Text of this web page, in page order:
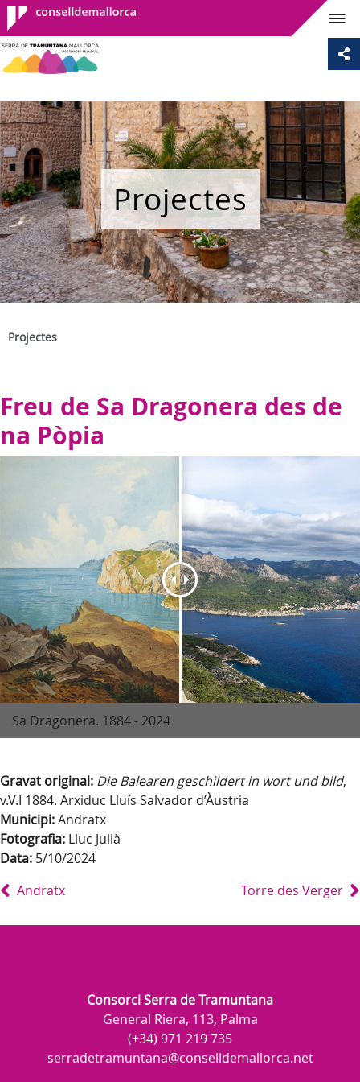
Consell de
Mallorca
Projectes
Projectes
Freu de Sa Dragonera des de
na Pòpia
Sa Dragonera. 1884 - 2024
Gravat original: Die Balearen geschildert in wort und bild,
v.V.I 1884. Arxiduc Lluís Salvador d’Àustria
Municipi:Andratx
Fotografia: Lluc Julià
Data: 5/10/2024
Andratx
Torre des Verger
Consorci Serra de Tramuntana
General Riera, 113, Palma
(+34) 971 219 735
serradetramuntana@conselldemallorca.net